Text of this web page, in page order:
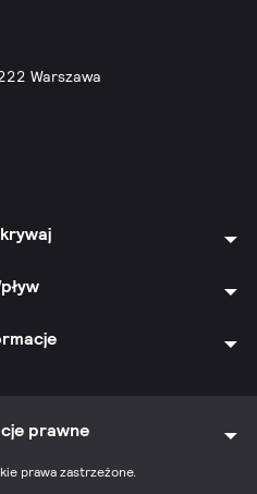
Warszawa
prawa zastrzeżone.
prawne